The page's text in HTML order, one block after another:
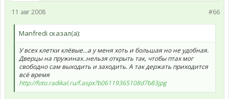
#66
11 авг 2008
Manfredi сказал(а):
У всех клетки клёвые...а у меня хоть и большая но не удобная.
Дверцы на пружинах..нельзя открыть так, чтобы птах мог
свободно сам выходить и заходить. А так держать приходится
всё время
http://foto.radikal.ru/f.aspx?b06119365108d7b83jpg